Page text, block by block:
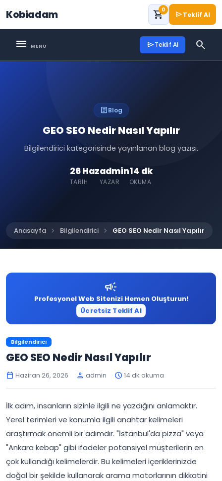
Kobiadam shopping_cart0 sendTeklif Al
menu sendTeklif Al search
articleBlog
GEO SEO Nedir Nasıl Yapılır
Bilgilendirici kategorisinde yayınlanan blog yazısı.
26 Haz
TARIH
admin
YAZAR
14 dk
OKUMA
Anasayfa chevron_right Bilgilendirici chevron_right GEO SEO Nedir Nasıl Yapılır
campaign
Profesyonel Web Sitenizi Hemen Oluşturun!
Ücretsiz Teklif Al
Bilgilendirici
GEO SEO Nedir Nasıl Yapılır
calendar_today Haziran 26, 2026 person admin schedule14 dk okuma
İlk adım, insanların sizinle ilgili ne yazdığını anlamaktır.
Yerel terimleri ve konumla ilgili anahtar kelimeleri
araştırmak önemli bir adımdır. "İstanbul'da pizza" veya
"Ankara kebap" gibi ifadeler potansiyel müşterilerin en
çok kullandığı kelimelerdir. Bu kelimeleri içeriklerinizde
doğal bir şekilde kullanarak arama motorlarının dikkatini